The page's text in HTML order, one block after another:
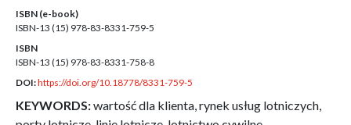
ISBN (e-book)
ISBN-13 (15) 978-83-8331-759-5
ISBN
ISBN-13 (15) 978-83-8331-758-8
DOI:https://doi.org/10.18778/8331-759-5
KEYWORDS:wartość dla klienta, rynek usług lotniczych,